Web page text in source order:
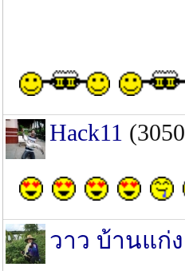
Hack11 (3050
วาว บ้านแก่ง